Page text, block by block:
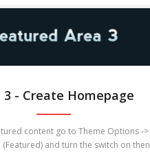
3 - Create Homepage
content go to Theme Options ->
and turn the switch on then